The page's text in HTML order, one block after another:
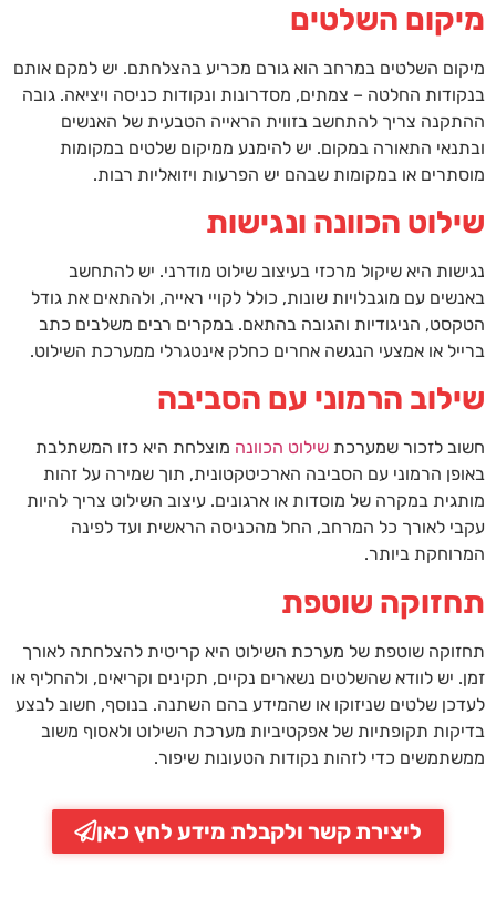
מיקום השלטים
מיקום השלטים במרחב הוא גורם מכריע בהצלחתם. יש למקם אותם
בנקודות החלטה – צמתים, מסדרונות ונקודות כניסה ויציאה. גובה
ההתקנה צריך להתחשב בזווית הראייה הטבעית של האנשים
ובתנאי התאורה במקום. יש להימנע ממיקום שלטים במקומות
מוסתרים או במקומות שבהם יש הפרעות ויזואליות רבות.
שילוט הכוונה ונגישות
נגישות היא שיקול מרכזי בעיצוב שילוט מודרני. יש להתחשב
באנשים עם מוגבלויות שונות, כולל לקויי ראייה, ולהתאים את גודל
הטקסט, הניגודיות והגובה בהתאם. במקרים רבים משלבים כתב
ברייל או אמצעי הנגשה אחרים כחלק אינטגרלי ממערכת השילוט.
שילוב הרמוני עם הסביבה
חשוב לזכור שמערכת שילוט הכוונה מוצלחת היא כזו המשתלבת
באופן הרמוני עם הסביבה הארכיטקטונית, תוך שמירה על זהות
מותגית במקרה של מוסדות או ארגונים. עיצוב השילוט צריך להיות
עקבי לאורך כל המרחב, החל מהכניסה הראשית ועד לפינה
המרוחקת ביותר.
תחזוקה שוטפת
תחזוקה שוטפת של מערכת השילוט היא קריטית להצלחתה לאורך
זמן. יש לוודא שהשלטים נשארים נקיים, תקינים וקריאים, ולהחליף או
לעדכן שלטים שניזוקו או שהמידע בהם השתנה. בנוסף, חשוב לבצע
בדיקות תקופתיות של אפקטיביות מערכת השילוט ולאסוף משוב
ממשתמשים כדי לזהות נקודות הטעונות שיפור.
ליצירת קשר ולקבלת מידע לחץ כאן